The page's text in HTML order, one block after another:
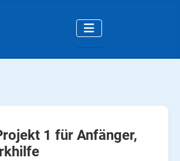
1 für Anfänger,